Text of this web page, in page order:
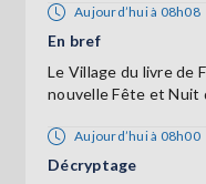
Aujourd’hui à 08h08
En bref
Le Village du livre de
nouvelle Fête et Nuit
Aujourd’hui à 08h00
Décryptage